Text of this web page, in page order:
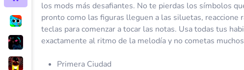
los mods más desafiantes. No te pierdas los símbolos
pronto como las figuras lleguen a las siluetas, reaccione
teclas para comenzar a tocar las notas. Usa todas tus
exactamente al ritmo de la melodía y no cometas
Primera Ciudad